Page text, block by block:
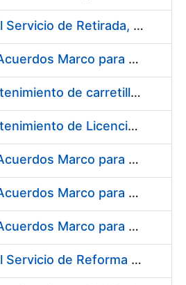
Contratación del Servicio de Retirada, Transporte y Gestión de Briquetas en Fábrica de Papel de Burgos
Suscripción de Acuerdos Marco para el Suministro de Material de Electrónica e Informática
Servicio de mantenimiento de carretillas transportadoras - elevadoras para la FNMT-RCM
Servicio de Mantenimiento de Licencias Liferay
Suscripción de Acuerdos Marco para el Suministro de Material de Filtración
Suscripción de Acuerdos Marco para el Suministro de Material de Fontanería y Aire Acondicionado
Suscripción de Acuerdos Marco para el Suministro de Material de Neumática
Contratación del Servicio de Reforma de la Embocadura, Limpieza, Pintado y Numerado de Contenedores para Moneda de la FNMT-RCM